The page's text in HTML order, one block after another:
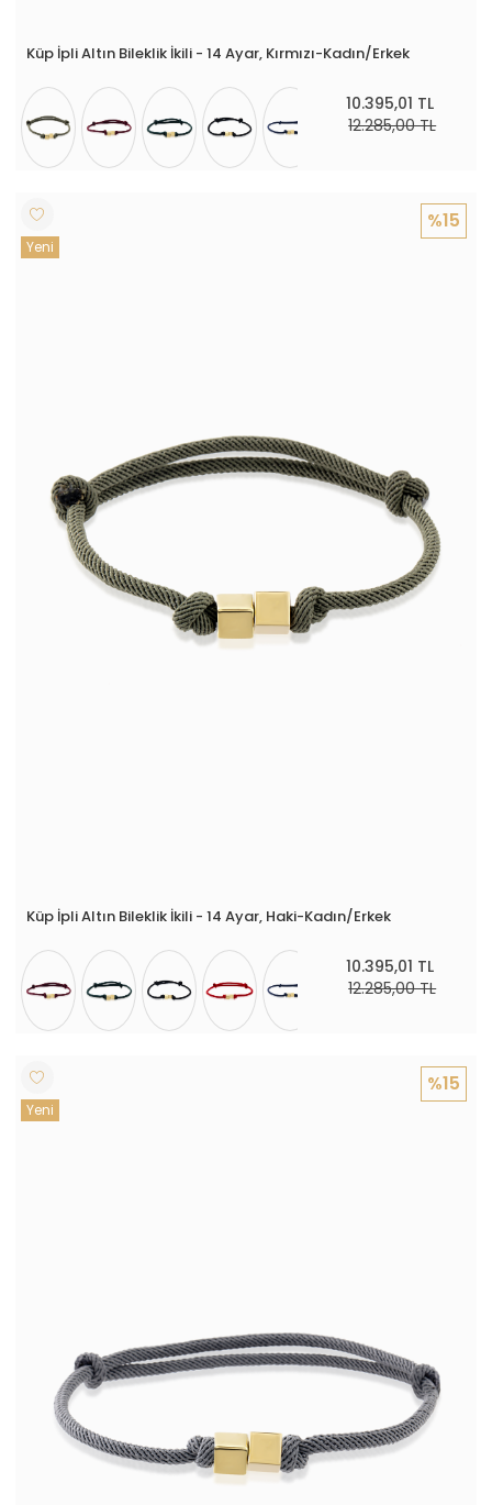
Küp İpli Altın Bileklik İkili - 14 Ayar, Kırmızı-Kadın/Erkek
10.395,01 TL
12.285,00 TL
Küp İpli Altın Bileklik İkili - 14 Ayar, Haki-Kadın/Erkek
10.395,01 TL
12.285,00 TL
%15
Yeni
%15
Yeni